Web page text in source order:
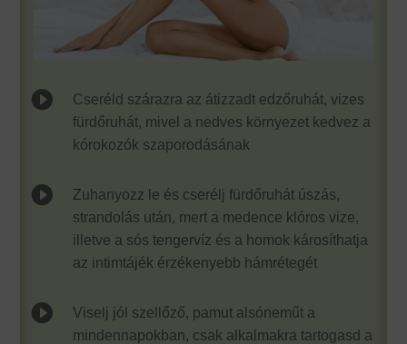

Cseréld szárazra az átizzadt edzőruhát, vizes
fürdőruhát, mivel a nedves környezet kedvez a
kórokozók szaporodásának

Zuhanyozz le és cserélj fürdőruhát úszás,
strandolás után, mert a medence klóros vize,
illetve a sós tengervíz és a homok károsíthatja
az intimtájék érzékenyebb hámrétegét

Viselj jól szellőző, pamut alsóneműt a
mindennapokban, csak alkalmakra tartogasd a